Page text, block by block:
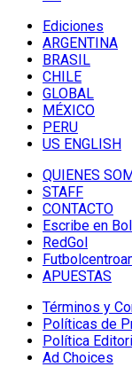
Ediciones
ARGENTINA
BRASIL
CHILE
GLOBAL
MÉXICO
PERU
US ENGLISH
QUIENES
STAFF
CONTACTO
Escribe en
RedGol
APUESTAS
Términos y
Políticas de
Política
Ad Choices